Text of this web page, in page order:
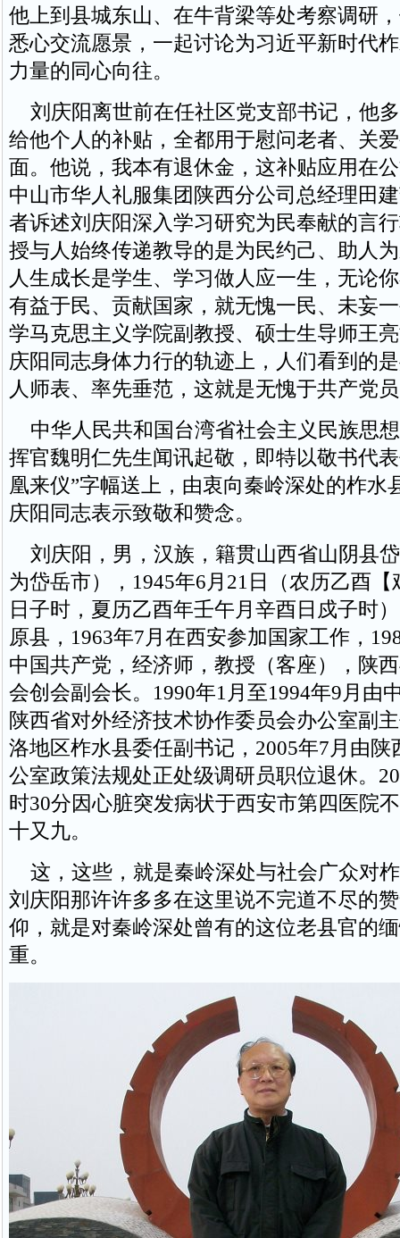
他上到县城东山、在牛背梁等处考察调研
悉心交流愿景，一起讨论为习近平新时代
力量的同心向往。
刘庆阳离世前在任社区党支部书记，他
给他个人的补贴，全都用于慰问老者、关
面。他说，我本有退休金，这补贴应用在
中山市华人礼服集团陕西分公司总经理田
者诉述刘庆阳深入学习研究为民奉献的言
授与人始终传递教导的是为民约己、助人
人生成长是学生、学习做人应一生，无论
有益于民、贡献国家，就无愧一民、未妄
学马克思主义学院副教授、硕士生导师王
庆阳同志身体力行的轨迹上，人们看到的
人师表、率先垂范，这就是无愧于共产党
中华人民共和国台湾省社会主义民族思
挥官魏明仁先生闻讯起敬，即特以敬书代
凰来仪”字幅送上，由衷向秦岭深处的柞水
庆阳同志表示致敬和赞念。
刘庆阳，男，汉族，籍贯山西省山阴县
为岱岳市），1945年6月21日（农历乙酉
日子时，夏历乙酉年壬午月辛酉日戍子时
原县，1963年7月在西安参加国家工作，
中国共产党，经济师，教授（客座），陕
会创会副会长。1990年1月至1994年9月由
陕西省对外经济技术协作委员会办公室副
洛地区柞水县委任副书记，2005年7月由陕
公室政策法规处正处级调研员职位退休。
时30分因心脏突发病状于西安市第四医院
十又九。
这，这些，就是秦岭深处与社会广众对
刘庆阳那许许多多在这里说不完道不尽的
仰，就是对秦岭深处曾有的这位老县官的
重。